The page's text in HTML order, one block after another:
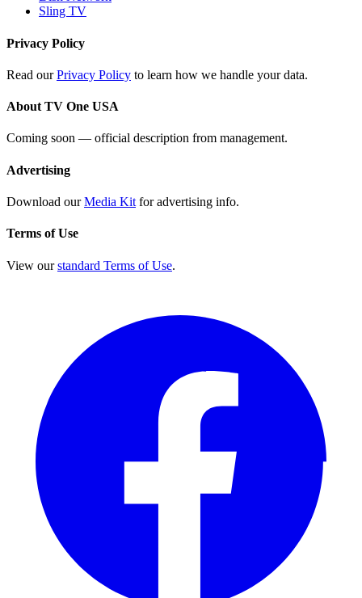
Sling TV
Privacy Policy
Read ourPrivacy Policy to learn how we handle your data.
About TV One USA
Coming soon — official description from management.
Advertising
Download ourMedia Kit for advertising info.
Terms of Use
View ourstandard Terms of Use.